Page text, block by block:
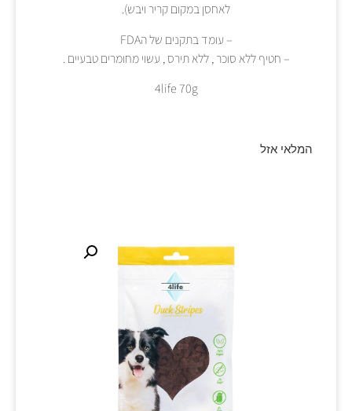
לאחסן במקום קריר ויבש).
– עומד בתקנים של הFDA
– חטיף ללא סוכר , ללא תירס , עשוי מחומרים טבעיים .
4life 70g
המלאי אזל